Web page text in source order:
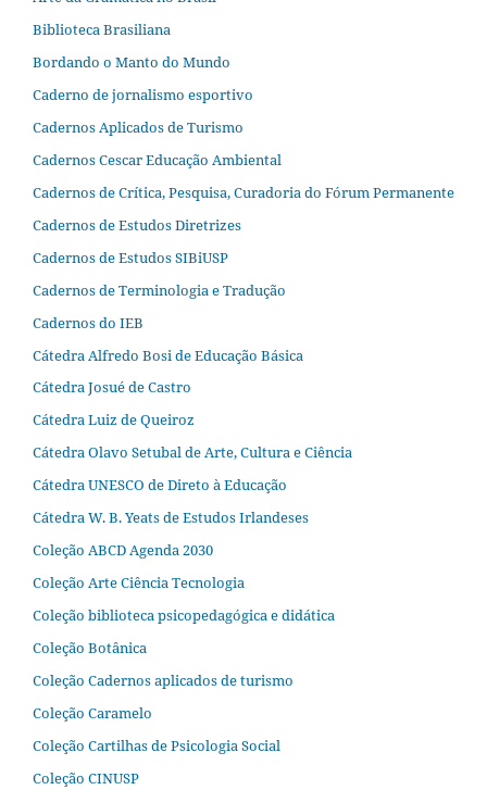
Biblioteca Brasiliana
Bordando o Manto do Mundo
Caderno de jornalismo esportivo
Cadernos Aplicados de Turismo
Cadernos Cescar Educação Ambiental
Cadernos de Crítica, Pesquisa, Curadoria do Fórum Permanente
Cadernos de Estudos Diretrizes
Cadernos de Estudos SIBiUSP
Cadernos de Terminologia e Tradução
Cadernos do IEB
Cátedra Alfredo Bosi de Educação Básica
Cátedra Josué de Castro
Cátedra Luiz de Queiroz
Cátedra Olavo Setubal de Arte, Cultura e Ciência
Cátedra UNESCO de Direto à Educação
Cátedra W. B. Yeats de Estudos Irlandeses
Coleção ABCD Agenda 2030
Coleção Arte Ciência Tecnologia
Coleção biblioteca psicopedagógica e didática
Coleção Botânica
Coleção Cadernos aplicados de turismo
Coleção Caramelo
Coleção Cartilhas de Psicologia Social
Coleção CINUSP